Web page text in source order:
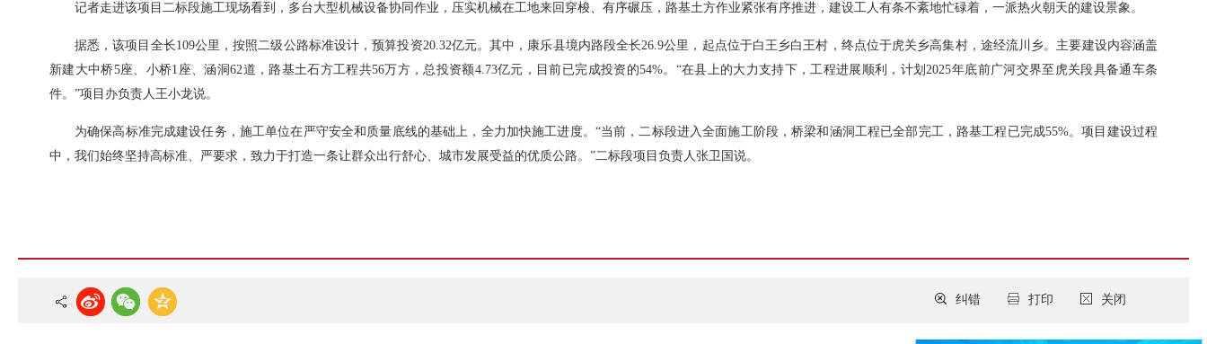
记者走进该项目二标段施工现场看到，多台大型机械设备协同作业，压实机械在工地来回穿梭、有序碾压，路基土方作业紧张有序推进，建设工人有条不紊地忙碌着，一派热火朝天的建设景象。
据悉，该项目全长109公里，按照二级公路标准设计，预算投资20.32亿元。其中，康乐县境内路段全长26.9公里，起点位于白王乡白王村，终点位于虎关乡高集村，途经流川乡。主要建设内容涵盖
新建大中桥5座、小桥1座、涵洞62道，路基土石方工程共56万方，总投资额4.73亿元，目前已完成投资的54%。“在县上的大力支持下，工程进展顺利，计划2025年底前广河交界至虎关段具备通车条
件。”项目办负责人王小龙说。
为确保高标准完成建设任务，施工单位在严守安全和质量底线的基础上，全力加快施工进度。“当前，二标段进入全面施工阶段，桥梁和涵洞工程已全部完工，路基工程已完成55%。项目建设过程
中，我们始终坚持高标准、严要求，致力于打造一条让群众出行舒心、城市发展受益的优质公路。”二标段项目负责人张卫国说。
关闭
打印
纠错